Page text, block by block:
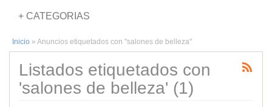
+ CATEGORIAS
Inicio » Anuncios etiquetados con "salones de belleza"
Listados etiquetados con
'salones de belleza' (1)